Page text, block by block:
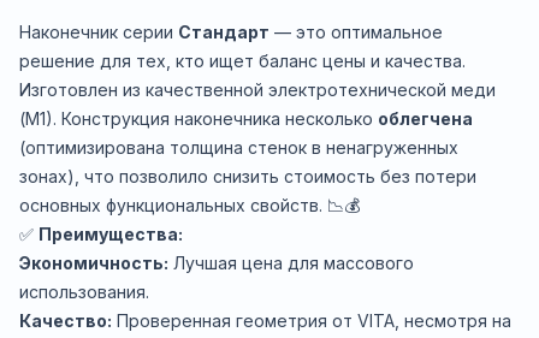
Наконечник серии Стандарт — это оптимальное
решение для тех, кто ищет баланс цены и качества.
Изготовлен из качественной электротехнической меди
(М1). Конструкция наконечника несколько облегчена
(оптимизирована толщина стенок в ненагруженных
зонах), что позволило снизить стоимость без потери
основных функциональных свойств. 📉💰
✅ Преимущества:
Экономичность: Лучшая цена для массового
использования.
Качество: Проверенная геометрия от VITA, несмотря на